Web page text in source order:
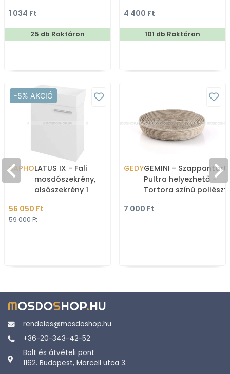
1 034 Ft
25 db Raktáron
4 400 Ft
101 db Raktáron
-5% AKCIÓ
SAPHOLATUS IX - Fali
mosdószekrény,
alsószekrény 1
Magasfényű fehér MDF
(mosdó nél
56 050 Ft
59 000 Ft
GEDYGEMINI -
Pultra helyezhető -
Tortora színű
7 000 Ft
MOSDOSHOP.HU
rendeles@mosdoshop.hu
+36-20-343-42-52
Bolt és átvételi pont
1162. Budapest, Marcell utca 3.